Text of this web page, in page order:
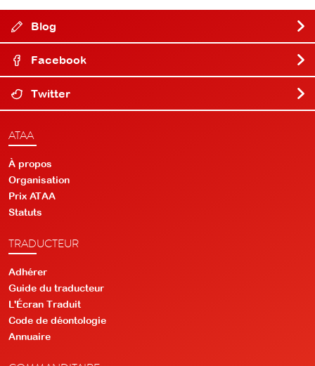
Blog
Facebook
Twitter
ATAA
À propos
Organisation
Prix ATAA
Statuts
TRADUCTEUR
Adhérer
Guide du traducteur
L'Écran Traduit
Code de déontologie
Annuaire